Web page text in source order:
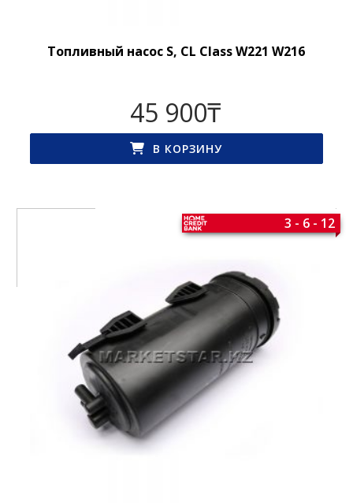
Топливный насос S, CL Class W221 W216
45 900₸
В КОРЗИНУ
3 - 6 - 12